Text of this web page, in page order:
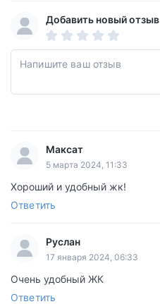
Добавить новый отзыв
Максат
5 марта 2024, 11:33
Хороший и удобный жк!
Ответить
Руслан
17 января 2024, 06:33
Очень удобный ЖК
Ответить